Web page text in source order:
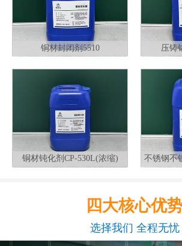
铜材封闭剂5510 压铸
铜材钝化剂CP-530L(浓缩)
不锈钢不
四大核心优
选择我们 全程无忧